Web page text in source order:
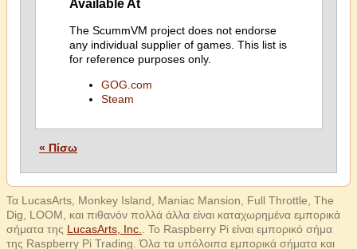
Available At
The ScummVM project does not endorse
any individual supplier of games. This list is
for reference purposes only.
GOG.com
Steam
« Πίσω
Τα LucasArts, Monkey Island, Maniac Mansion, Full Throttle, The
Dig, LOOM, και πιθανόν πολλά άλλα είναι καταχωρημένα εμπορικά
σήματα της LucasArts, Inc.
. Το Raspberry Pi είναι εμπορικό σήμα
της Raspberry Pi Trading. Όλα τα υπόλοιπα εμπορικά σήματα και